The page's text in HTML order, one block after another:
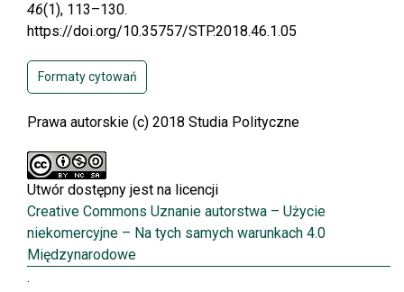
46(1), 113–130.
https://doi.org/10.35757/STP.2018.46.1.05
Formaty cytowań
Prawa autorskie (c) 2018 Studia Polityczne
Utwór dostępny jest na licencji
Creative Commons Uznanie autorstwa – Użycie
niekomercyjne – Na tych samych warunkach 4.0
Międzynarodowe
.